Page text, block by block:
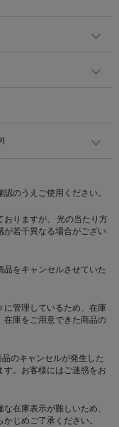
のうえご使用ください。
りますが、 光の当たり方
が若干異なる場合がござい
をキャンセルさせていた
管理しているため、在庫
在庫をご用意できた商品の
のキャンセルが発生した
。お客様にはご迷惑をお
在庫表示が難しいため、
じめご了承ください。